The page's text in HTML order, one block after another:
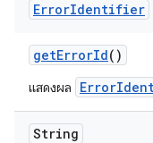
ErrorIdentifier
getErrorId()
แสดงผล
String